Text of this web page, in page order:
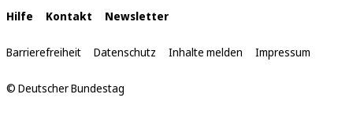
Interne
Links
Hilfe Kontakt Newsletter
Barrierefreiheit Datenschutz Inhalte melden Impressum
© Deutscher Bundestag